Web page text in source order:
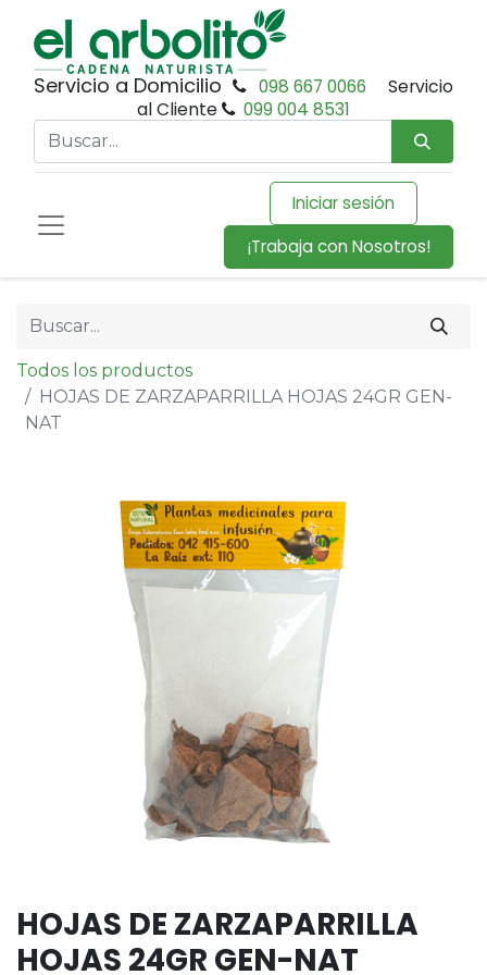
Servicio a Domicilio 098 667 0066
Servicio
al Cliente
099 004 8531
Iniciar sesión
¡Trabaja con Nosotros!
Todos los productos
HOJAS DE ZARZAPARRILLA HOJAS 24GR GEN-
NAT
HOJAS DE ZARZAPARRILLA
HOJAS 24GR GEN-NAT